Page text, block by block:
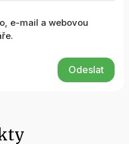
e-mail a webovou
Odeslat